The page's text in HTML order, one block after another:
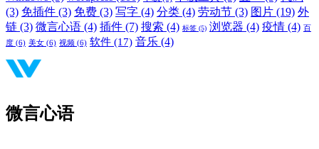
(3) 免插件 (3) 免费 (3) 写字 (4) 分类 (4) 劳动节 (3) 图片 (19) 外
链 (3) 微言心语 (4) 插件 (7) 搜索 (4) 标签 (5) 浏览器 (4) 疫情 (4) 百
度 (6) 美女 (6) 视频 (6) 软件 (17) 音乐 (4)
微言心语